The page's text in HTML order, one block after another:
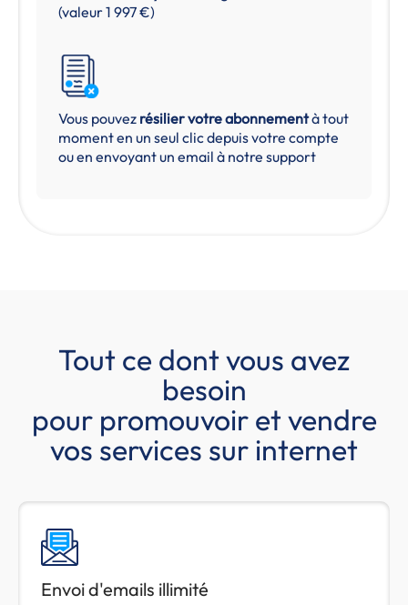
(valeur 1 997 €)
Vous pouvez résilier votre abonnementà tout
moment en un seul clic depuis votre compte
ou en envoyant un email à notre support
Tout ce dont vous avez
besoin
pour promouvoir et vendre
vos services sur internet
Envoi d'emails illimité